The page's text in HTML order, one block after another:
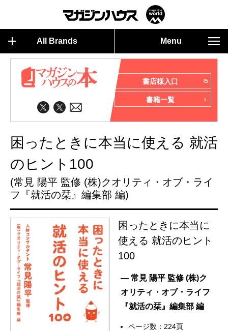
All Brands Menu
書店様入口
書籍一覧
困ったときに本当に使える 就活
のヒント100
(常見 陽平 監修 (株)クオリティ・オブ・ライ
フ『就活の栞』編集部 編)
困ったときに本当に
使える 就活のヒント
100
— 常見 陽平 監修 (株)ク
オリティ・オブ・ライフ
『就活の栞』編集部 編
ページ数：224頁